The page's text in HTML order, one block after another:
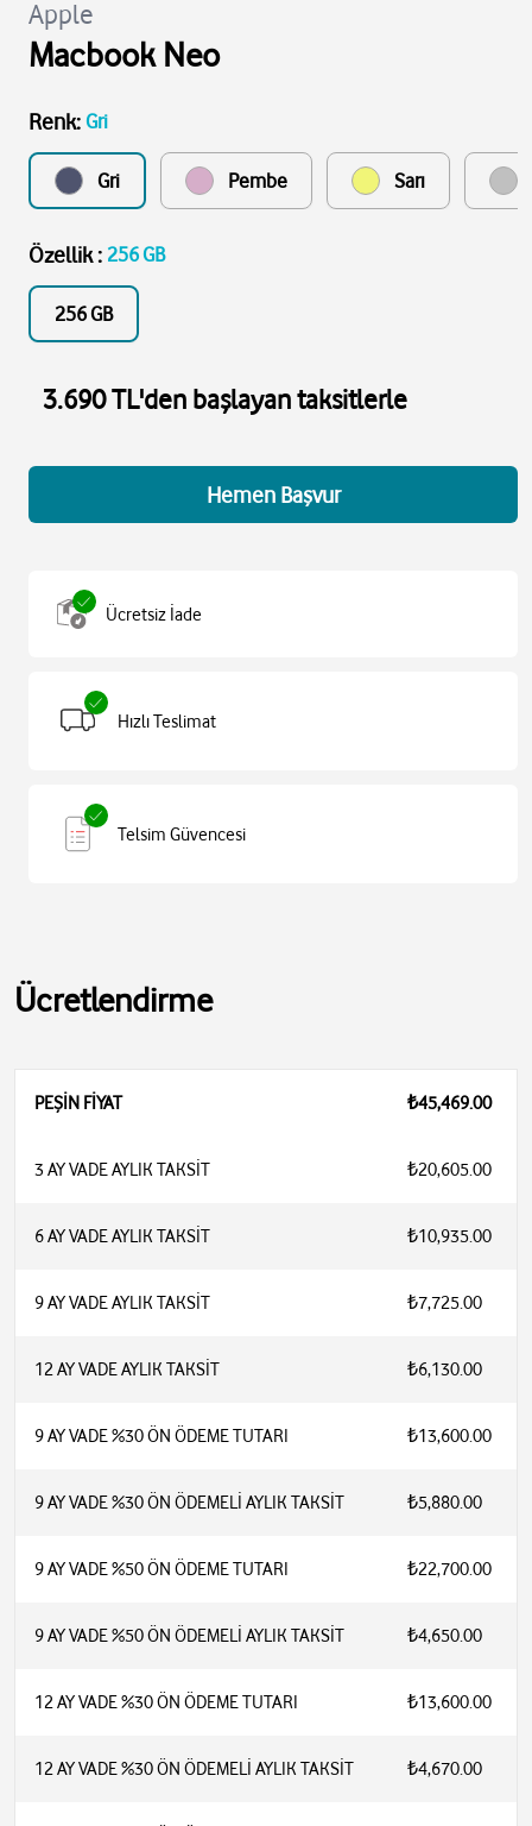
Apple
Macbook Neo
Renk: Gri
Gri Pembe Sarı
Özellik: 256 GB
256 GB
3.690 TL'den başlayan taksitlerle
Hemen Başvur
Ücretsiz İade
Hızlı Teslimat
Telsim Güvencesi
Ücretlendirme
PEŞİN FİYAT ₺45,469.00
3 AY VADE AYLIK TAKSİT ₺20,605.00
6 AY VADE AYLIK TAKSİT ₺10,935.00
9 AY VADE AYLIK TAKSİT ₺7,725.00
12 AY VADE AYLIK TAKSİT ₺6,130.00
9 AY VADE %30 ÖN ÖDEME TUTARI ₺13,600.00
9 AY VADE %30 ÖN ÖDEMELİ AYLIK TAKSİT ₺5,880.00
9 AY VADE %50 ÖN ÖDEME TUTARI ₺22,700.00
9 AY VADE %50 ÖN ÖDEMELİ AYLIK TAKSİT ₺4,650.00
12 AY VADE %30 ÖN ÖDEME TUTARI ₺13,600.00
12 AY VADE %30 ÖN ÖDEMELİ AYLIK TAKSİT ₺4,670.00